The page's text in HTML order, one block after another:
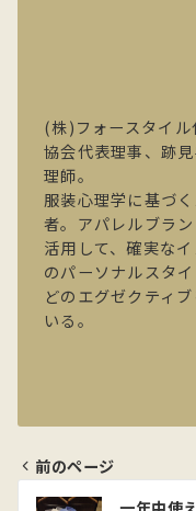
(株)フォースタイ
協会代表理事、跡
理師。
服装心理学に基づ
者。アパレルブラ
活用して、確実な
のパーソナルスタ
どのエグゼクティ
いる。
投
前のページ